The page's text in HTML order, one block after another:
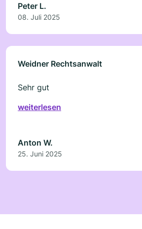
Peter L.
08. Juli 2025
Weidner Rechtsanwalt
Sehr gut
weiterlesen
Anton W.
25. Juni 2025